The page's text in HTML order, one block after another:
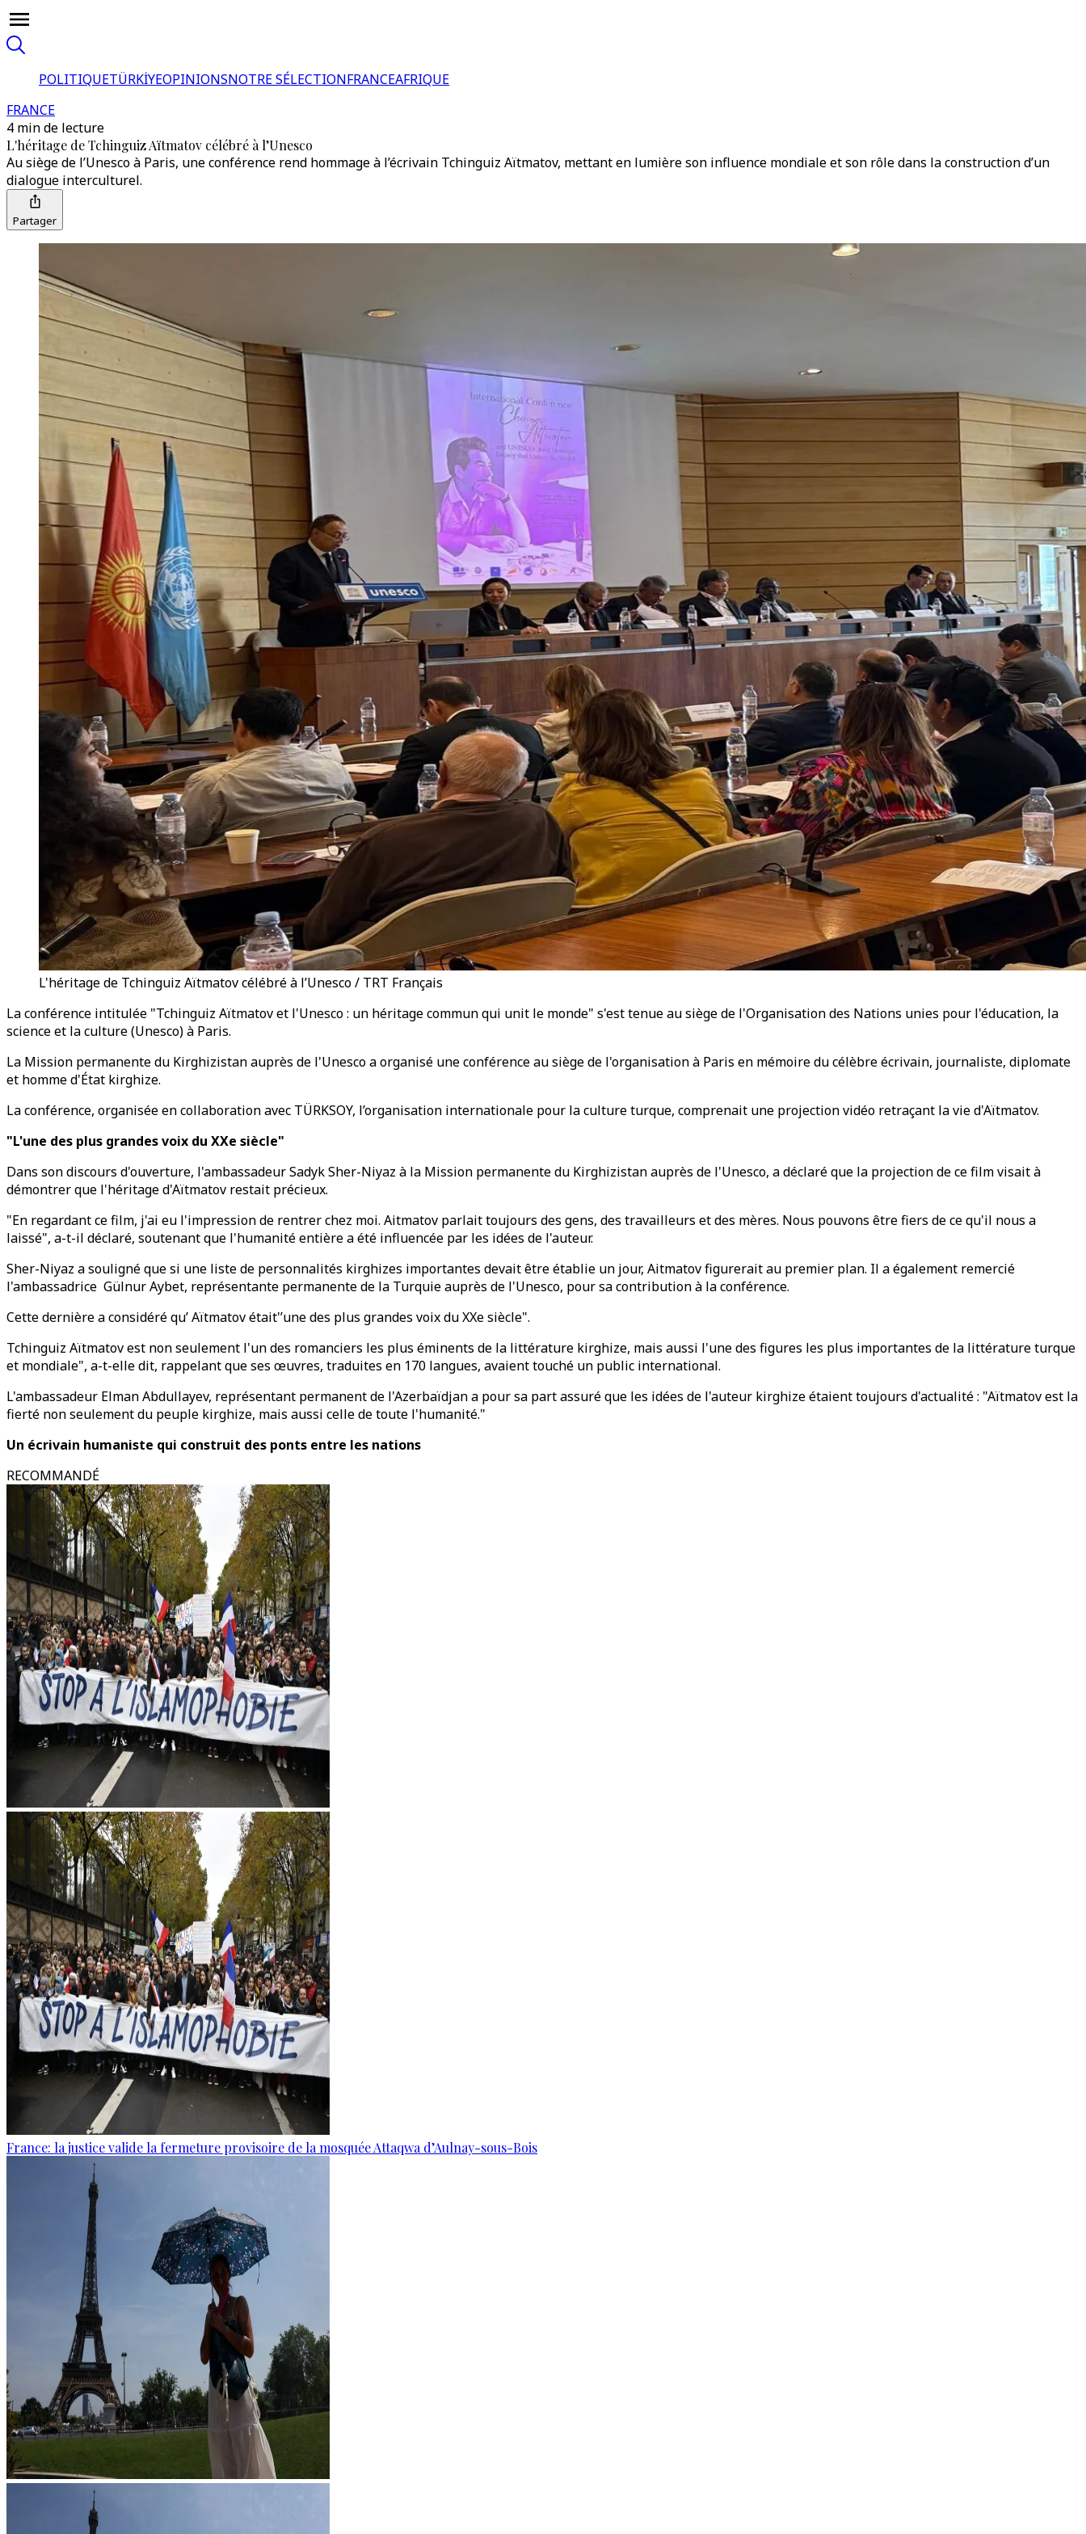
POLITIQUETÜRKİYEOPINIONSNOTRE SÉLECTIONFRANCEAFRIQUE
FRANCE
4 min de lecture
L'héritage de Tchinguiz Aïtmatov célébré à l’Unesco
Au siège de l’Unesco à Paris, une conférence rend hommage à l’écrivain Tchinguiz Aïtmatov, mettant en lumière son influence mondiale et son rôle dans la construction d’un
dialogue interculturel.
Partager
L'héritage de Tchinguiz Aïtmatov célébré à l’Unesco / TRT Français
La conférence intitulée "Tchinguiz Aïtmatov et l'Unesco : un héritage commun qui unit le monde" s'est tenue au siège de l'Organisation des Nations unies pour l'éducation, la
science et la culture (Unesco) à Paris.
La Mission permanente du Kirghizistan auprès de l'Unesco a organisé une conférence au siège de l'organisation à Paris en mémoire du célèbre écrivain, journaliste, diplomate
et homme d'État kirghize.
La conférence, organisée en collaboration avec TÜRKSOY, l’organisation internationale pour la culture turque, comprenait une projection vidéo retraçant la vie d'Aïtmatov.
"L'une des plus grandes voix du XXe siècle"
Dans son discours d'ouverture, l'ambassadeur Sadyk Sher-Niyaz à la Mission permanente du Kirghizistan auprès de l'Unesco, a déclaré que la projection de ce film visait à
démontrer que l'héritage d'Aïtmatov restait précieux.
"En regardant ce film, j'ai eu l'impression de rentrer chez moi. Aitmatov parlait toujours des gens, des travailleurs et des mères. Nous pouvons être fiers de ce qu'il nous a
laissé", a-t-il déclaré, soutenant que l'humanité entière a été influencée par les idées de l'auteur.
Sher-Niyaz a souligné que si une liste de personnalités kirghizes importantes devait être établie un jour, Aitmatov figurerait au premier plan. Il a également remercié
l'ambassadrice Gülnur Aybet, représentante permanente de la Turquie auprès de l'Unesco, pour sa contribution à la conférence.
Cette dernière a considéré qu’ Aïtmatov était'’une des plus grandes voix du XXe siècle".
Tchinguiz Aïtmatov est non seulement l'un des romanciers les plus éminents de la littérature kirghize, mais aussi l'une des figures les plus importantes de la littérature turque
et mondiale", a-t-elle dit, rappelant que ses œuvres, traduites en 170 langues, avaient touché un public international.
L'ambassadeur Elman Abdullayev, représentant permanent de l'Azerbaïdjan a pour sa part assuré que les idées de l'auteur kirghize étaient toujours d'actualité : "Aïtmatov est la
fierté non seulement du peuple kirghize, mais aussi celle de toute l'humanité."
Un écrivain humaniste qui construit des ponts entre les nations
RECOMMANDÉ
France: la justice valide la fermeture provisoire de la mosquée Attaqwa d’Aulnay-sous-Bois